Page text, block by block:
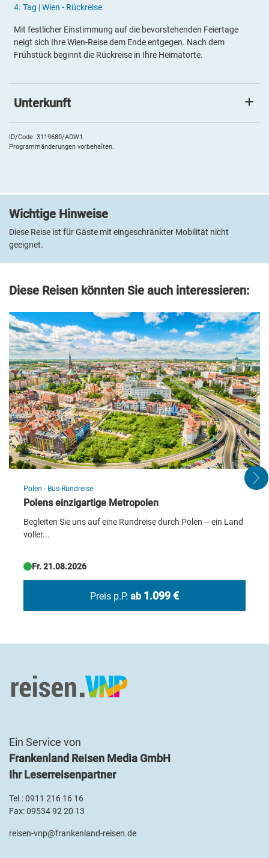
Stephansdom - Stadtpanorama
4. Tag |Wien - Rückreise
Mit festlicher Einstimmung auf die bevorstehenden Feiertage
neigt sich Ihre Wien-Reise dem Ende entgegen. Nach dem
Frühstück beginnt die Rückreise in Ihre Heimatorte.
Unterkunft
Renaissance Wien Hotel
Das4*Renaissance Wien Hotel
Schloss Schönbrunn mit direkter U-Bahn-Anbindung an die
TV, Radio, Telefon, Minikühlschrank, Safe sowie Tee- und
©Renaissance Wien Hotel
ID/Code: 3119680/ADW1
Programmänderungen vorbehalten.
Wichtige Hinweise
Diese Reise ist für Gäste mit eingeschränkter Mobilität nicht
geeignet.
Diese Reisen könnten Sie auch interessieren:
Polen · Bus-Rundreise
Polens einzigartige Metropolen
Begleiten Sie uns auf eine Rundreise durch Polen – ein Land
voller...
Fr. 21.08.2026
Preis p.P. ab 1.099 €
Ein Service von
Frankenland Reisen Media GmbH
Ihr Leserreisenpartner
Tel.:0911 216 16 16
Fax: 09534 92 20 13
reisen-vnp@frankenland-reisen.de